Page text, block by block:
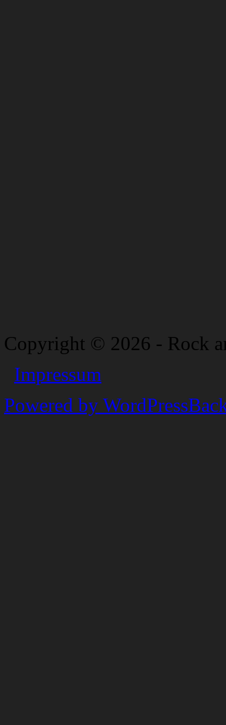
Copyright © 2026 - Rock
Impressum
Powered by WordPress